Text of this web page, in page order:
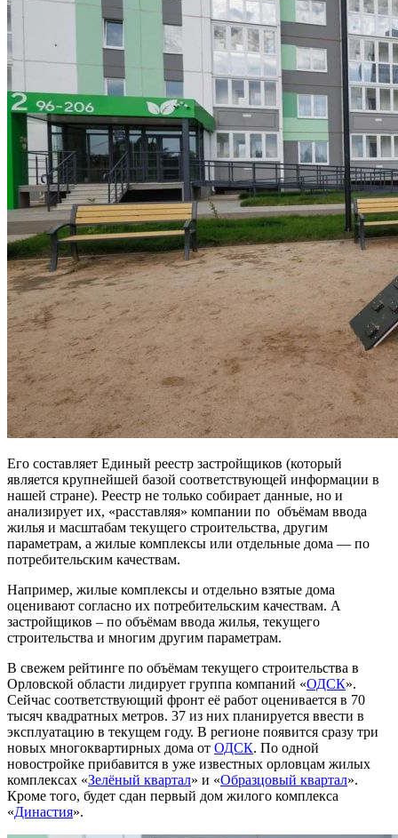
Его составляет Единый реестр застройщиков (который
является крупнейшей базой соответствующей информации в
нашей стране). Реестр не только собирает данные, но и
анализирует их, «расставляя» компании по объёмам ввода
жилья и масштабам текущего строительства, другим
параметрам, а жилые комплексы или отдельные дома — по
потребительским качествам.
Например, жилые комплексы и отдельно взятые дома
оценивают согласно их потребительским качествам. А
застройщиков – по объёмам ввода жилья, текущего
строительства и многим другим параметрам.
В свежем рейтинге по объёмам текущего строительства в
Орловской области лидирует группа компаний «ОДСК».
Сейчас соответствующий фронт её работ оценивается в 70
тысяч квадратных метров. 37 из них планируется ввести в
эксплуатацию в текущем году. В регионе появится сразу три
новых многоквартирных дома от ОДСК. По одной
новостройке прибавится в уже известных орловцам жилых
комплексах «Зелёный квартал» и «Образцовый квартал».
Кроме того, будет сдан первый дом жилого комплекса
«Династия».